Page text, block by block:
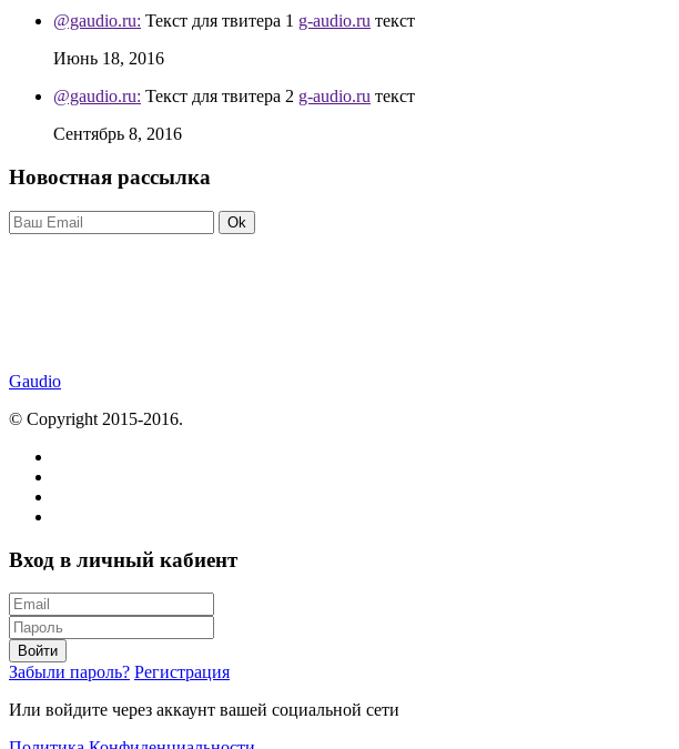
@gaudio.ru: Текст для твитера 1 g-audio.ru текст
Июнь 18, 2016
@gaudio.ru: Текст для твитера 2 g-audio.ru текст
Сентябрь 8, 2016
Новостная рассылка
Ok
Gaudio
© Copyright 2015-2016.
Вход в личный кабиент
Войти
Забыли пароль? Регистрация
Или войдите через аккаунт вашей социальной сети